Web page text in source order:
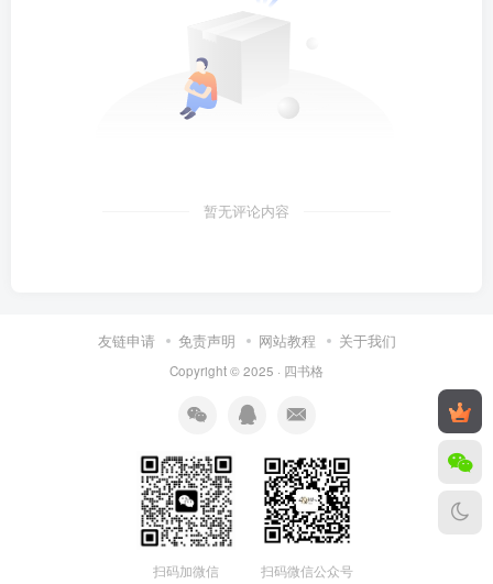
暂无评论内容
友链申请 免责声明 网站教程 关于我们
Copyright © 2025 · 四书格
扫码加微信 扫码微信公众号